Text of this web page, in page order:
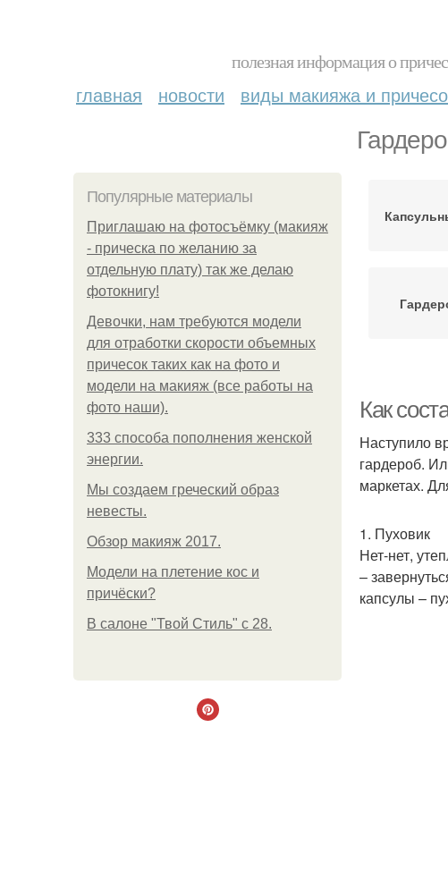
полезная информация о
главная новости виды макияжа и
Популярные материалы
Приглашаю на фотосъёмку (макияж
- прическа по желанию за
отдельную плату) так же делаю
фотокнигу!
Девочки, нам требуются модели
для отработки скорости объемных
причесок таких как на фото и
модели на макияж (все работы на
фото наши).
333 способа пополнения женской
энергии.
Мы создаем греческий образ
невесты.
Обзор макияж 2017.
Модели на плетение кос и
причёски?
В салоне "Твой Стиль" с 28.
Как
Наступило
гардероб.
маркетах.
1. Пуховик
Нет-нет,
–
капсулы –